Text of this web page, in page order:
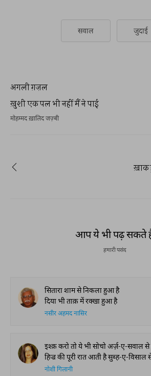
सवाल जुदाई
अगली ग़ज़ल
ख़ुशी एक पल भी नहीं मैं ने पाई
मोहम्मद ख़ालिद जज़्बी
ख़ाक
आप ये भी पढ़ सकते
हमारी पसंद
सितारा शाम से निकला हुआ है
दिया भी ताक़ में रक्खा हुआ है
नसीर अहमद नासिर
इश्क़ करो तो ये भी सोचो अर्ज़-ए-सवाल
हिज्र की पूरी रात आती है सुब्ह-ए-विसाल
नोशी गिलानी